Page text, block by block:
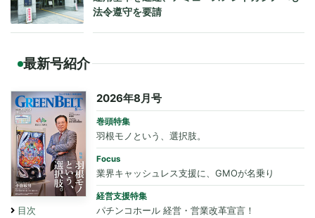
法令遵守を要請
最新号紹介
目次
2026年8月号
巻頭特集
羽根モノという、選択肢。
Focus
業界キャッシュレス支援に、GMOが名乗り
経営支援特集
パチンコホール 経営・営業改革宣言！